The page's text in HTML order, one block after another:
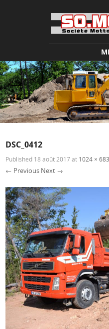
Skip to content
DSC_0412
Published 18 août 2017at 1024 × 683
← Previous Next →